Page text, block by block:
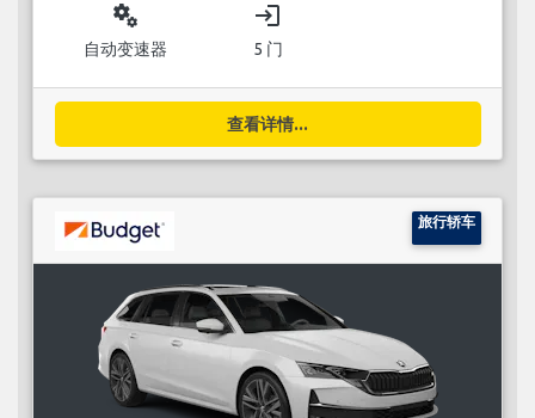
miscellaneous_services
自动变速器
login
5 门
查看详情...
旅行轿车